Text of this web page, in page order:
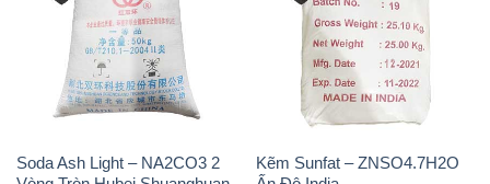
Soda Ash Light – NA2CO3 2
Kẽm Sunfat – ZNSO4.7H2O